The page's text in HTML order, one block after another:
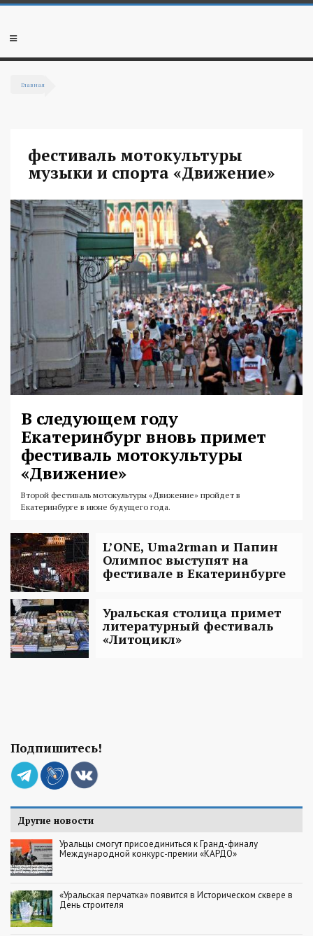
Перейти к основному содержанию
Мобильное
Главная
фестиваль мотокультуры
музыки и спорта «Движение»
В следующем году
Екатеринбург вновь примет
фестиваль мотокультуры
«Движение»
Второй фестиваль мотокультуры «Движение» пройдет в
Екатеринбурге в июне будущего года.
L’ONE, Uma2rman и Папин
Олимпос выступят на
фестивале в Екатеринбурге
Уральская столица примет
литературный фестиваль
«Литоцикл»
Подпишитесь!
Другие новости
Уральцы смогут присоединиться к Гранд-финалу
Международной конкурс-премии «КАРДО»
«Уральская перчатка» появится в Историческом сквере в
День строителя